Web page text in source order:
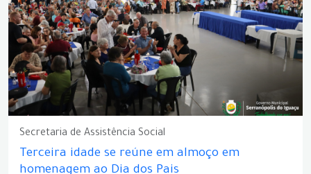
Secretaria de Assistência Social
Terceira idade se reúne em almoço em
homenagem ao Dia dos Pais